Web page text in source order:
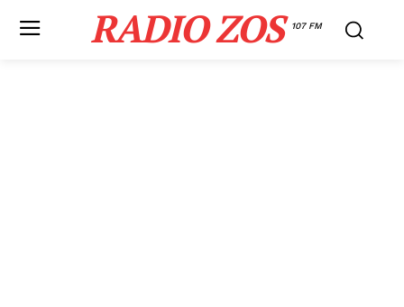
RADIO ZOS 107 FM